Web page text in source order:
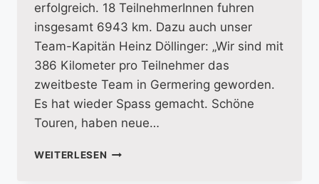
erfolgreich. 18 TeilnehmerInnen fuhren
insgesamt 6943 km. Dazu auch unser
Team-Kapitän Heinz Döllinger: „Wir sind mit
386 Kilometer pro Teilnehmer das
zweitbeste Team in Germering geworden.
Es hat wieder Spass gemacht. Schöne
Touren, haben neue…
WEITERLESEN STADTRADELN